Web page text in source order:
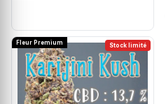
Stock limité
Fleur Premium